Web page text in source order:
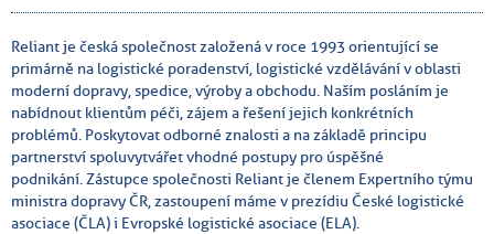
Reliant je česká společnost založená v roce 1993 orientující se
primárně na logistické poradenství, logistické vzdělávání v oblasti
moderní dopravy, spedice, výroby a obchodu. Naším posláním je
nabídnout klientům péči, zájem a řešení jejich konkrétních
problémů. Poskytovat odborné znalosti a na základě principu
partnerství spoluvytvářet vhodné postupy pro úspěšné
podnikání.Zástupce společnosti Reliant je členem Expertního týmu
ministra dopravy ČR, zastoupení máme v prezídiu České logistické
asociace (ČLA) i Evropské logistické asociace (ELA).